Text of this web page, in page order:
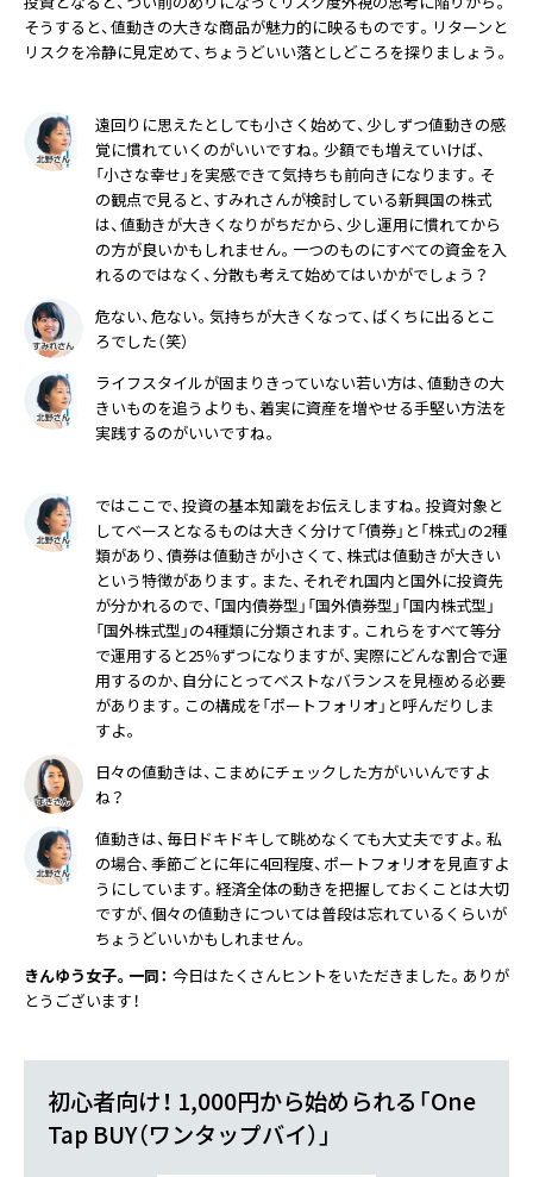
そうすると、値動きの大きな商品が魅力的に映るものです。リターンと
リスクを冷静に見定めて、ちょうどいい落としどころを探りましょう。
遠回りに思えたとしても小さく始めて、少しずつ値動きの感
覚に慣れていくのがいいですね。少額でも増えていけば、
「小さな幸せ」を実感できて気持ちも前向きになります。そ
の観点で見ると、すみれさんが検討している新興国の株式
は、値動きが大きくなりがちだから、少し運用に慣れてから
の方が良いかもしれません。一つのものにすべての資金を入
れるのではなく、分散も考えて始めてはいかがでしょう？
危ない、危ない。気持ちが大きくなって、ばくちに出るとこ
ろでした（笑）
ライフスタイルが固まりきっていない若い方は、値動きの大
きいものを追うよりも、着実に資産を増やせる手堅い方法を
実践するのがいいですね。
ではここで、投資の基本知識をお伝えしますね。投資対象と
してベースとなるものは大きく分けて「債券」と「株式」の2種
類があり、債券は値動きが小さくて、株式は値動きが大きい
という特徴があります。また、それぞれ国内と国外に投資先
が分かれるので、「国内債券型」「国外債券型」「国内株式型」
「国外株式型」の4種類に分類されます。これらをすべて等分
で運用すると25％ずつになりますが、実際にどんな割合で運
用するのか、自分にとってベストなバランスを見極める必要
があります。この構成を「ポートフォリオ」と呼んだりしま
すよ。
日々の値動きは、こまめにチェックした方がいいんですよ
ね？
値動きは、毎日ドキドキして眺めなくても大丈夫ですよ。私
の場合、季節ごとに年に4回程度、ポートフォリオを見直すよ
うにしています。経済全体の動きを把握しておくことは大切
ですが、個々の値動きについては普段は忘れているくらいが
ちょうどいいかもしれません。
きんゆう女子。一同： 今日はたくさんヒントをいただきました。ありが
とうございます！
初心者向け！ 1,000円から始められる「One
Tap BUY（ワンタップバイ）」